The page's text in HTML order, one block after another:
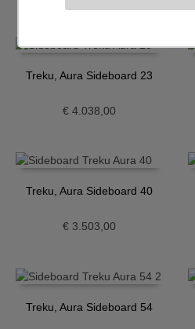
Treku, Aura Sideboard 23
€4.038,00
Treku, Aura Sideboard 40
€3.503,00
Treku, Aura Sideboard 54